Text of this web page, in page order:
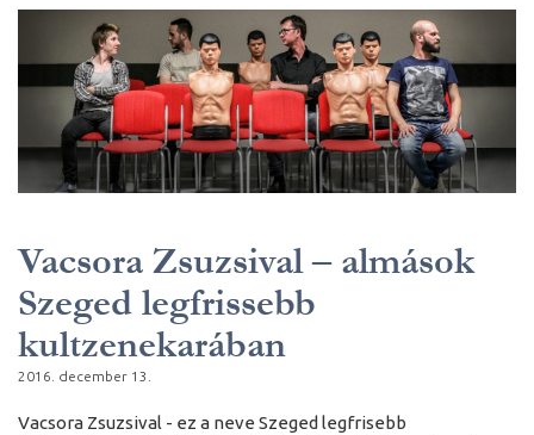
Vacsora Zsuzsival – almások
Szeged legfrissebb
kultzenekarában
2016. december 13.
Vacsora Zsuzsival - ez a neve Szeged legfrisebb